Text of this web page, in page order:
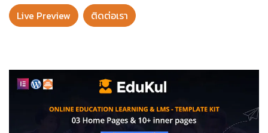
Live Preview​
ติดต่อเรา